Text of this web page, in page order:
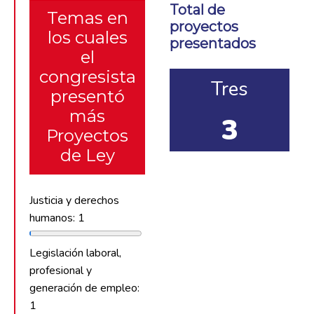
Temas en
los cuales
el
congresista
presentó
más
Proyectos
de Ley
Justicia y derechos
humanos: 1
Legislación laboral,
profesional y
generación de empleo:
1
Total de
proyectos
presentados
Tres
3